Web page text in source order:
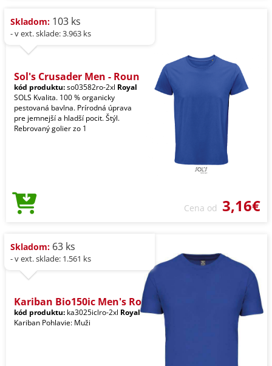
Skladom: 103 ks
- v ext. sklade: 3.963 ks
Sol's Crusader Men - Roun
kód produktu:so03582ro-2xl Royal
SOLS Kvalita. 100 % organicky
pestovaná bavlna. Prírodná úprava
pre jemnejší a hladší pocit. Štýl.
Rebrovaný golier zo 1
Cena od 3,16€
Skladom: 63 ks
- v ext. sklade: 1.561 ks
Kariban Bio150ic Men's Ro
kód produktu: ka3025iclro-2xl Royal
Kariban Pohlavie: Muži